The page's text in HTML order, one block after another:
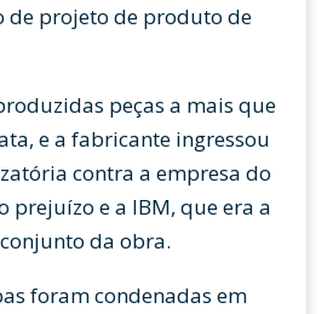
de projeto de produto de
peças a mais que
e a fabricante ingressou
contra a empresa do
prejuízo e a IBM, que era a
da obra.
foram condenadas em